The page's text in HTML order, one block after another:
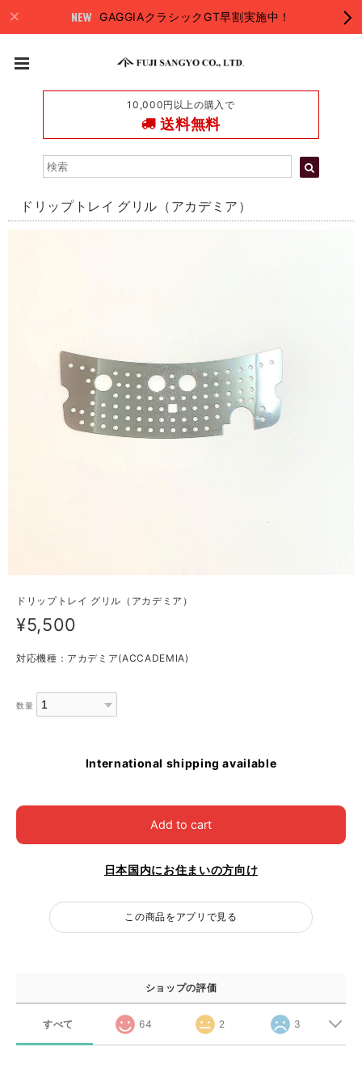
GAGGIAクラシックGT早割実施中！
10,000円以上の購入で
送料無料
ドリップトレイ グリル（アカデミア）
ドリップトレイ グリル（アカデミア）
¥5,500
対応機種：アカデミア(ACCADEMIA)
数量
International shipping available
Add to cart
日本国内にお住まいの方向け
この商品をアプリで見る
ショップの評価
すべて 64 2 3